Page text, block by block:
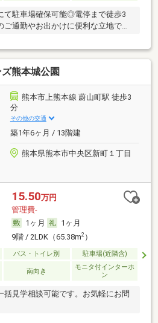
て駐車場確保可能◎電停まで徒歩3
ご通勤やお出かけに便利な立地です
熊本城公園
熊本市上熊本線 蔚山町駅 徒歩3
分
その他の交通
築1年6ヶ月 / 13階建
熊本県熊本市中央区新町１丁目
15.50万円
管理費-
1ヶ月
1ヶ月
9階 / 2LDK（65.38m2）
バス・トイレ別 駐車場(近隣含)
南向き
モニタ付インターホ
ン
括見学相談可能です。お気軽にお問